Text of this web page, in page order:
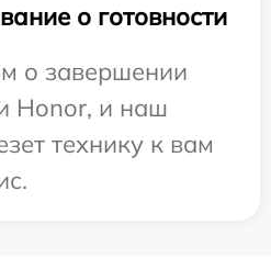
о готовности
о завершении
Honor, и наш
технику к вам